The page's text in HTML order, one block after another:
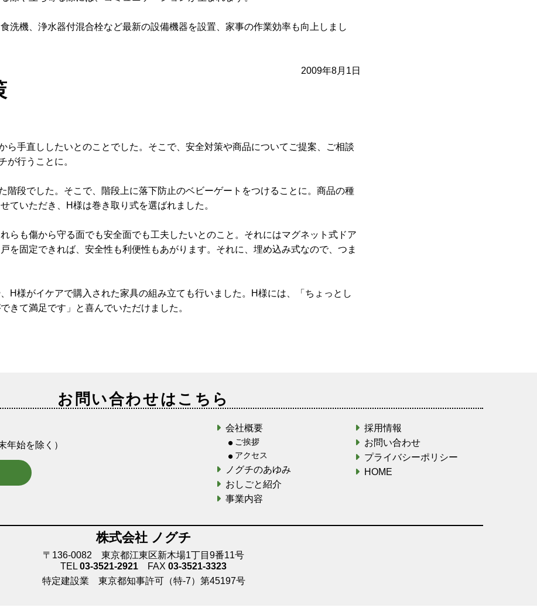
洗機、浄水器付混合栓など最新の設備機器を設置、家事の作業効率も向上しまし
2009年8月1日
ら手直ししたいとのことでした。そこで、安全対策や商品についてご提案、ご相談
が行うことに。
階段でした。そこで、階段上に落下防止のベビーゲートをつけることに。商品の種
ていただき、H様は巻き取り式を選ばれました。
らも傷から守る面でも安全面でも工夫したいとのこと。それにはマグネット式ドア
を固定できれば、安全性も利便性もあがります。それに、埋め込み式なので、つま
H様がイケアで購入された家具の組み立ても行いました。H様には、「ちょっとし
きて満足です」と喜んでいただけました。
お問い合わせはこちら
年始を除く）
会社概要
ご挨拶
アクセス
ノグチのあゆみ
おしごと紹介
事業内容
採用情報
お問い合わせ
プライバシーポリシー
HOME
株式会社 ノグチ
〒136-0082 東京都江東区新木場1丁目9番11号
TEL 03-3521-2921 FAX 03-3521-3323
特定建設業 東京都知事許可（特-7）第45197号